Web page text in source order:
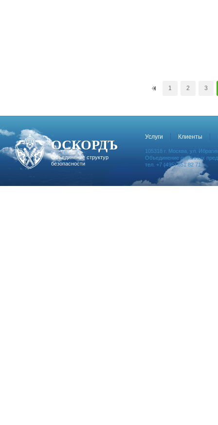
1 2 3
ОСКОРДЪ
Объединение структур
безопасности
Услуги Клиенты
105318 г. Москва, ул.
Объединение охранных
тел. +7 (495) 651 82 71